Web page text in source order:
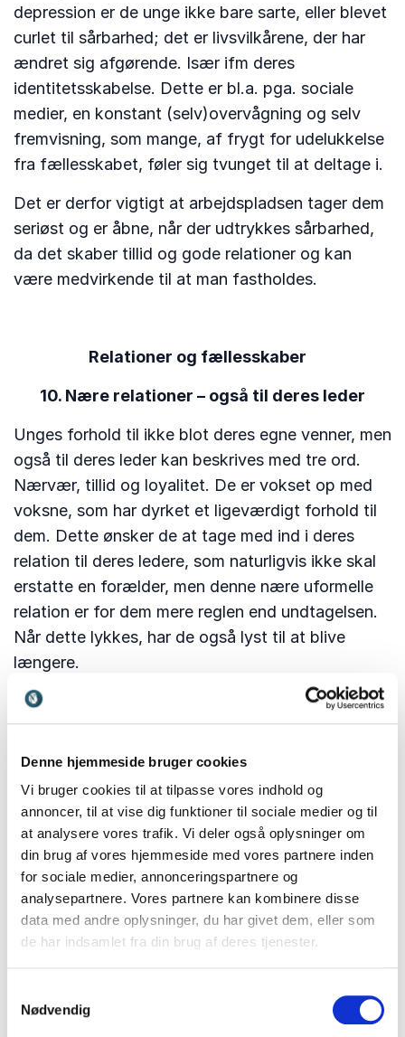
Denne hjemmeside bruger cookies
Vi bruger cookies til at tilpasse vores indhold og
annoncer, til at vise dig funktioner til sociale medier og til
at analysere vores trafik. Vi deler også oplysninger om
din brug af vores hjemmeside med vores partnere inden
for sociale medier, annonceringspartnere og
analysepartnere. Vores partnere kan kombinere disse
data med andre oplysninger, du har givet dem, eller som
de har indsamlet fra din brug af deres tjenester.
Nødvendig
depression er de unge ikke bare sarte, eller blevet
curlet til sårbarhed; det er livsvilkårene, der har
ændret sig afgørende. Især ifm deres
identitetsskabelse. Dette er bl.a. pga. sociale
medier, en konstant (selv)overvågning og selv
fremvisning, som mange, af frygt for udelukkelse
fra fællesskabet, føler sig tvunget til at deltage i.
Det er derfor vigtigt at arbejdspladsen tager dem
seriøst og er åbne, når der udtrykkes sårbarhed,
da det skaber tillid og gode relationer og kan
være medvirkende til at man fastholdes.
Relationer og fællesskaber
10. Nære relationer – også til deres leder
Unges forhold til ikke blot deres egne venner, men
også til deres leder kan beskrives med tre ord.
Nærvær, tillid og loyalitet. De er vokset op med
voksne, som har dyrket et ligeværdigt forhold til
dem. Dette ønsker de at tage med ind i deres
relation til deres ledere, som naturligvis ikke skal
erstatte en forælder, men denne nære uformelle
relation er for dem mere reglen end undtagelsen.
Når dette lykkes, har de også lyst til at blive
længere.
frihed til at bidrage med egen kreativitet er hvad
unge leder efter i fællesskaber. Dette er bundet
sammen af tillid fremfor præstation, hierarki og
status. Det resulterer i et langt bedre arbejdsmiljø
der som regel skaber langt bedre resultater.
12. Co-creation
Samme princip kommer til udtryk i samarbejdet.
individer, som hver især bidrager til helheden med
deres egen kreativitet. De sætter pris på